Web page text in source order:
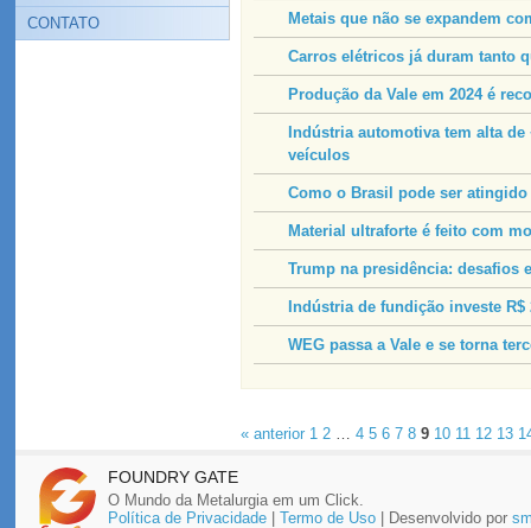
CONTATO
Metais que não se expandem
Carros elétricos já duram tanto
Produção da Vale em 2024 é
Indústria automotiva tem alta
veículos
Como o Brasil pode ser
Material ultraforte é feito com
Trump na presidência: desafios
Indústria de fundição investe
WEG passa a Vale e se torna
« anterior 1 2… 4 5 6 7 8 9 10 11 12 13
FOUNDRY GATE
O Mundo da Metalurgia em um Click.
Política de Privacidade| Termo de Uso| Desenvolvido por